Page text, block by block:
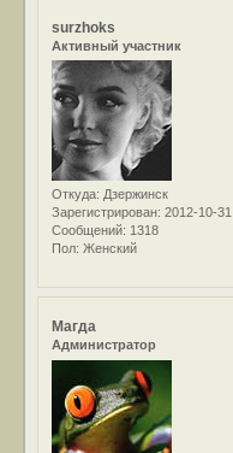
surzhoks
Активный участник
Откуда: Дзержинск
Зарегистрирован: 2012-10-31
Сообщений: 1318
Пол: Женский
Магда
Администратор